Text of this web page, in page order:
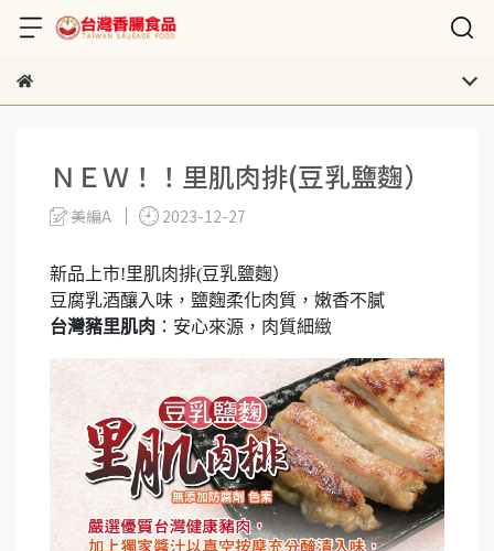
ＮＥＷ！！里肌肉排(豆乳鹽麴）
美編A 2023-12-27
新品上市!里肌肉排(豆乳鹽麴）
豆腐乳酒釀入味，鹽麴柔化肉質，嫩香不膩
台灣豬里肌肉 ：安心來源，肉質細緻